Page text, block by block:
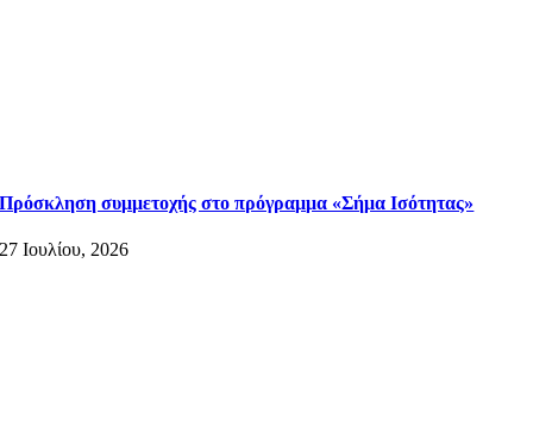
Πρόσκληση συμμετοχής στο πρόγραμμα «Σήμα Ισότητας»
27 Ιουλίου, 2026